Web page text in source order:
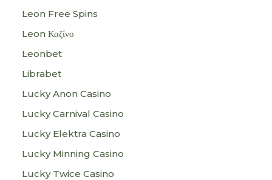
Leon Free Spins
Leon Καζίνο
Leonbet
Librabet
Lucky Anon Casino
Lucky Carnival Casino
Lucky Elektra Casino
Lucky Minning Casino
Lucky Twice Casino